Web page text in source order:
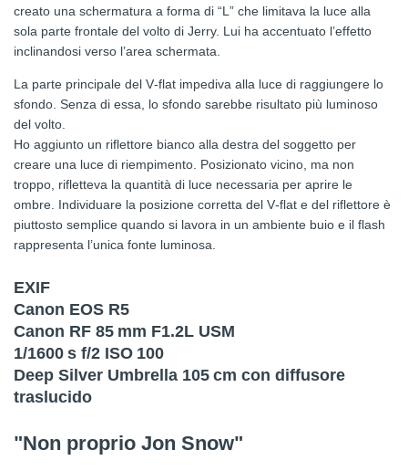
creato una schermatura a forma di “L” che limitava la luce alla
sola parte frontale del volto di Jerry. Lui ha accentuato l’effetto
inclinandosi verso l’area schermata.
La parte principale del V‑flat impediva alla luce di raggiungere lo
sfondo. Senza di essa, lo sfondo sarebbe risultato più luminoso
del volto.
Ho aggiunto un riflettore bianco alla destra del soggetto per
creare una luce di riempimento. Posizionato vicino, ma non
troppo, rifletteva la quantità di luce necessaria per aprire le
ombre. Individuare la posizione corretta del V‑flat e del riflettore è
piuttosto semplice quando si lavora in un ambiente buio e il flash
rappresenta l’unica fonte luminosa.
EXIF
Canon EOS R5
Canon RF 85 mm F1.2L USM
1/1600 s f/2 ISO 100
Deep Silver Umbrella 105 cm con diffusore
traslucido
"Non proprio Jon Snow"